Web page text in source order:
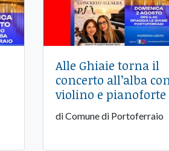
Alle Ghiaie torna il
concerto all’alba
violino e pianoforte
di Comune di Portoferraio